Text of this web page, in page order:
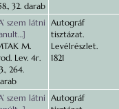
32. darab
szem látni
M.
Lev. 4r.
264.
Autográf
tisztázat.
Levélrészlet.
1821
szem látni Autográf